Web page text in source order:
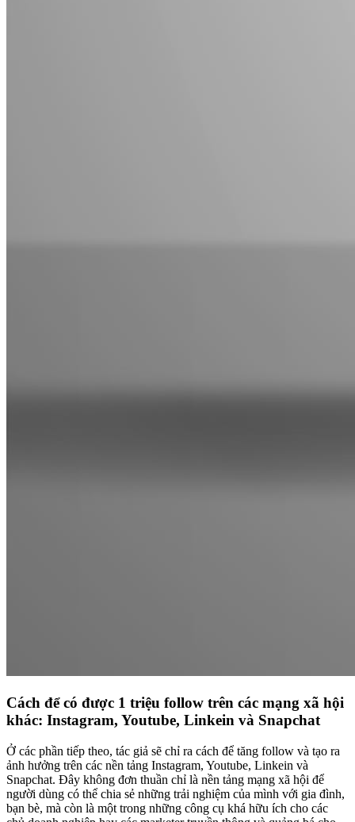
Cách để có được 1 triệu follow trên các mạng xã hội
khác: Instagram, Youtube, Linkein và Snapchat
Ở các phần tiếp theo, tác giả sẽ chỉ ra cách để tăng follow và tạo ra
ảnh hưởng trên các nền tảng Instagram, Youtube, Linkein và
Snapchat. Đây không đơn thuần chỉ là nền tảng mạng xã hội để
người dùng có thể chia sẻ những trải nghiệm của mình với gia đình,
bạn bè, mà còn là một trong những công cụ khá hữu ích cho các